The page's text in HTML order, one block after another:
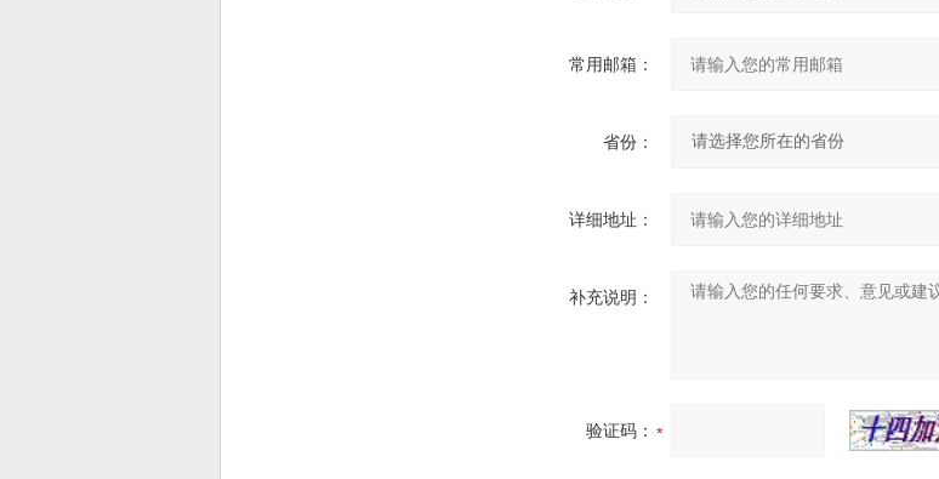
常用邮箱：
省份：
详细地址：
补充说明：
验证码：